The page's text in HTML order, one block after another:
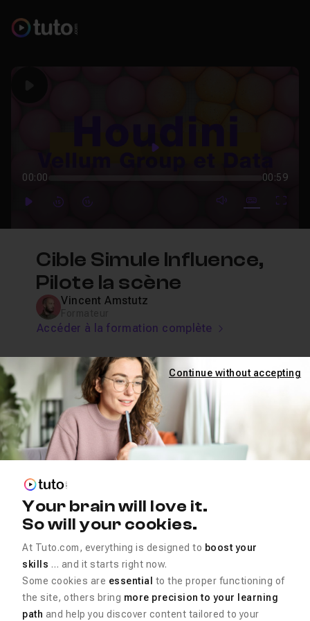
Play
00:00 00:59
PlayForwardForward mute video
Subtitles
Cible Simule Influence,
Pilote la scène
Vincent Amstutz
Accéder à la formation complète